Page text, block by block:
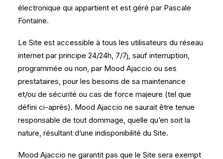
électronique qui appartient et est géré par Pascale
Fontaine.
Le Site est accessible à tous les utilisateurs du réseau
internet par principe 24/24h, 7/7j, sauf interruption,
programmée ou non, par Mood Ajaccio ou ses
prestataires, pour les besoins de sa maintenance
et/ou de sécurité ou cas de force majeure (tel que
défini ci-après). Mood Ajaccio ne saurait être tenue
responsable de tout dommage, quelle qu’en soit la
nature, résultant d’une indisponibilité du Site.
Mood Ajaccio ne garantit pas que le Site sera exempt